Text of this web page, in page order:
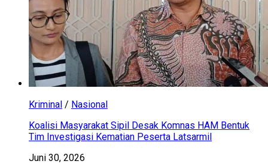
Kriminal / Nasional
Koalisi Masyarakat Sipil Desak Komnas HAM Bentuk
Tim Investigasi Kematian Peserta Latsarmil
Juni 30, 2026